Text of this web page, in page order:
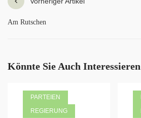
Am Rutschen
Könnte Sie Auch Interessieren
PARTEIEN
REGIERUNG